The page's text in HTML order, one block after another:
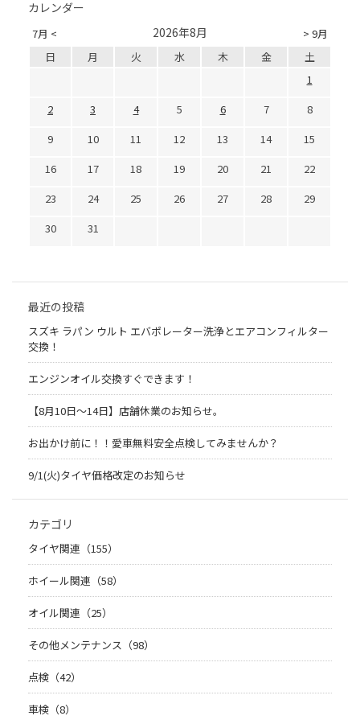
カレンダー
7月 < > 9月
2026年8月
日 月 火 水 木 金
土
1
2
3 4 5 6 7
8
9
10 11 12 13 14
15
16
17 18 19 20 21
22
23
24 25 26 27 28
29
30
31
最近の投稿
スズキ ラパン ウルト エバポレーター洗浄とエアコンフィルター
交換！
エンジンオイル交換すぐできます！
【8月10日～14日】店舗休業のお知らせ。
お出かけ前に！！愛車無料安全点検してみませんか？
9/1(火)タイヤ価格改定のお知らせ
カテゴリ
タイヤ関連（155）
ホイール関連（58）
オイル関連（25）
その他メンテナンス（98）
点検（42）
車検（8）